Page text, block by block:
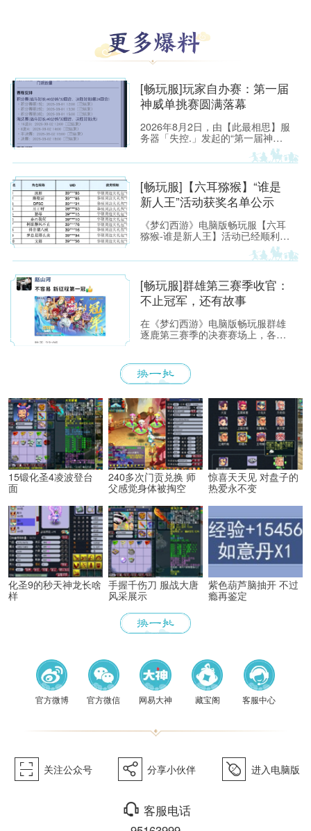
[畅玩服]玩家自办赛：第一届
神威单挑赛圆满落幕
2026年8月2日，由【此最相思】服
务器「失控.」发起的“第一届神威
[畅玩服]【六耳猕猴】“谁是
新人王”活动获奖名单公示
《梦幻西游》电脑版畅玩服【六耳
猕猴-谁是新人王】活动已经顺利落
下帷幕，恭喜以下玩家获得[ROG
玩家国度]周边奖励！ （活动详情
[畅玩服]群雄第三赛季收官：
不止冠军，还有故事
在《梦幻西游》电脑版畅玩服群雄
逐鹿第三赛季的决赛赛场上，各位
面，就带各位少侠了解一下吧！
15锻化圣4凌波登台
面
240多次门贡兑换 师
父感觉身体被掏空
惊喜天天见 对盘子的
热爱永不变
化圣9的秒天神龙长啥
样
手握千伤刀 服战大唐
风采展示
紫色葫芦脑抽开 不过
瘾再鉴定
《梦幻
官方微博 官方微信 网易大神 藏宝阁 客服中心
򰀁 关注公众号 򰀂 分享小伙伴 򰀄 进入电脑版
򰀃 客服电话